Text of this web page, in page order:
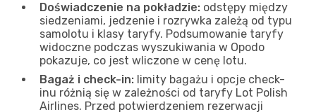
Doświadczenie na pokładzie: odstępy między
siedzeniami, jedzenie i rozrywka zależą od typu
samolotu i klasy taryfy. Podsumowanie taryfy
widoczne podczas wyszukiwania w Opodo
pokazuje, co jest wliczone w cenę lotu.
Bagaż i check-in: limity bagażu i opcje check-
inu różnią się w zależności od taryfy Lot Polish
Airlines. Przed potwierdzeniem rezerwacji